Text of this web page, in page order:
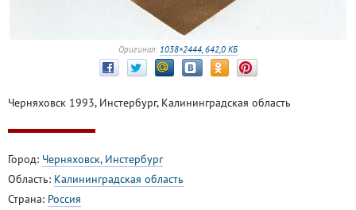
Оригинал: 1038×2444, 642,0 КБ
Черняховск 1993, Инстербург, Калининградская область
Город: Черняховск, Инстербург
Область: Калининградская область
Страна: Россия